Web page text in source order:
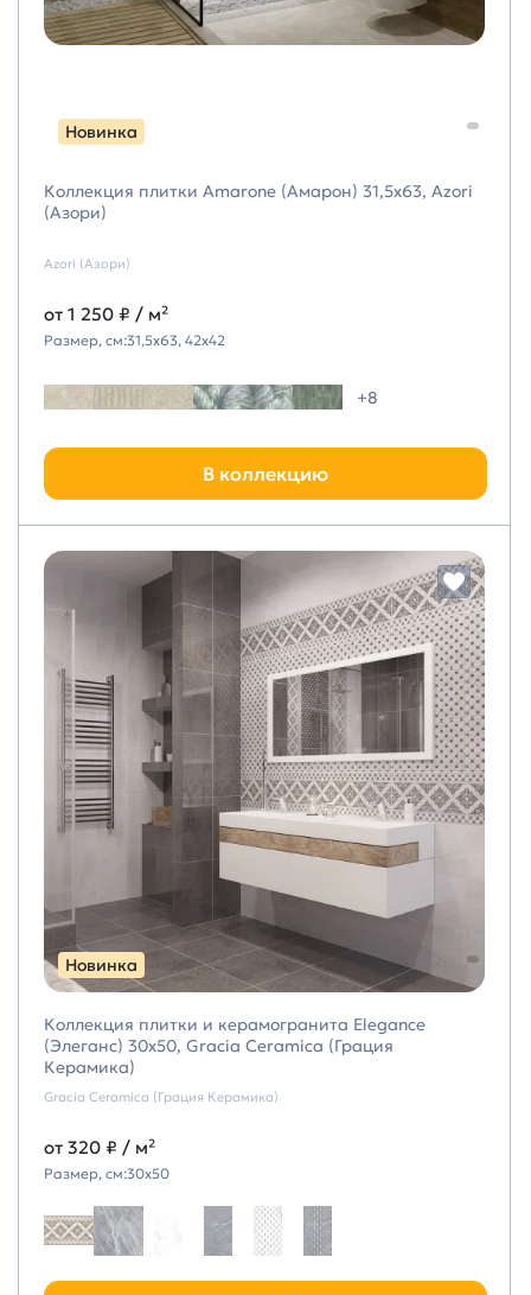
Новинка
Коллекция плитки Amarone (Амарон) 31,5х63, Azori
(Азори)
Azori (Азори)
от 1 250 ₽ / м²
Размер, см:31,5х63, 42х42
+8
В коллекцию
Новинка
Коллекция плитки и керамогранита Elegance
(Элеганс) 30х50, Gracia Ceramica (Грация
Керамика)
Gracia Ceramica (Грация Керамика)
от 320 ₽ / м²
Размер, см:30х50